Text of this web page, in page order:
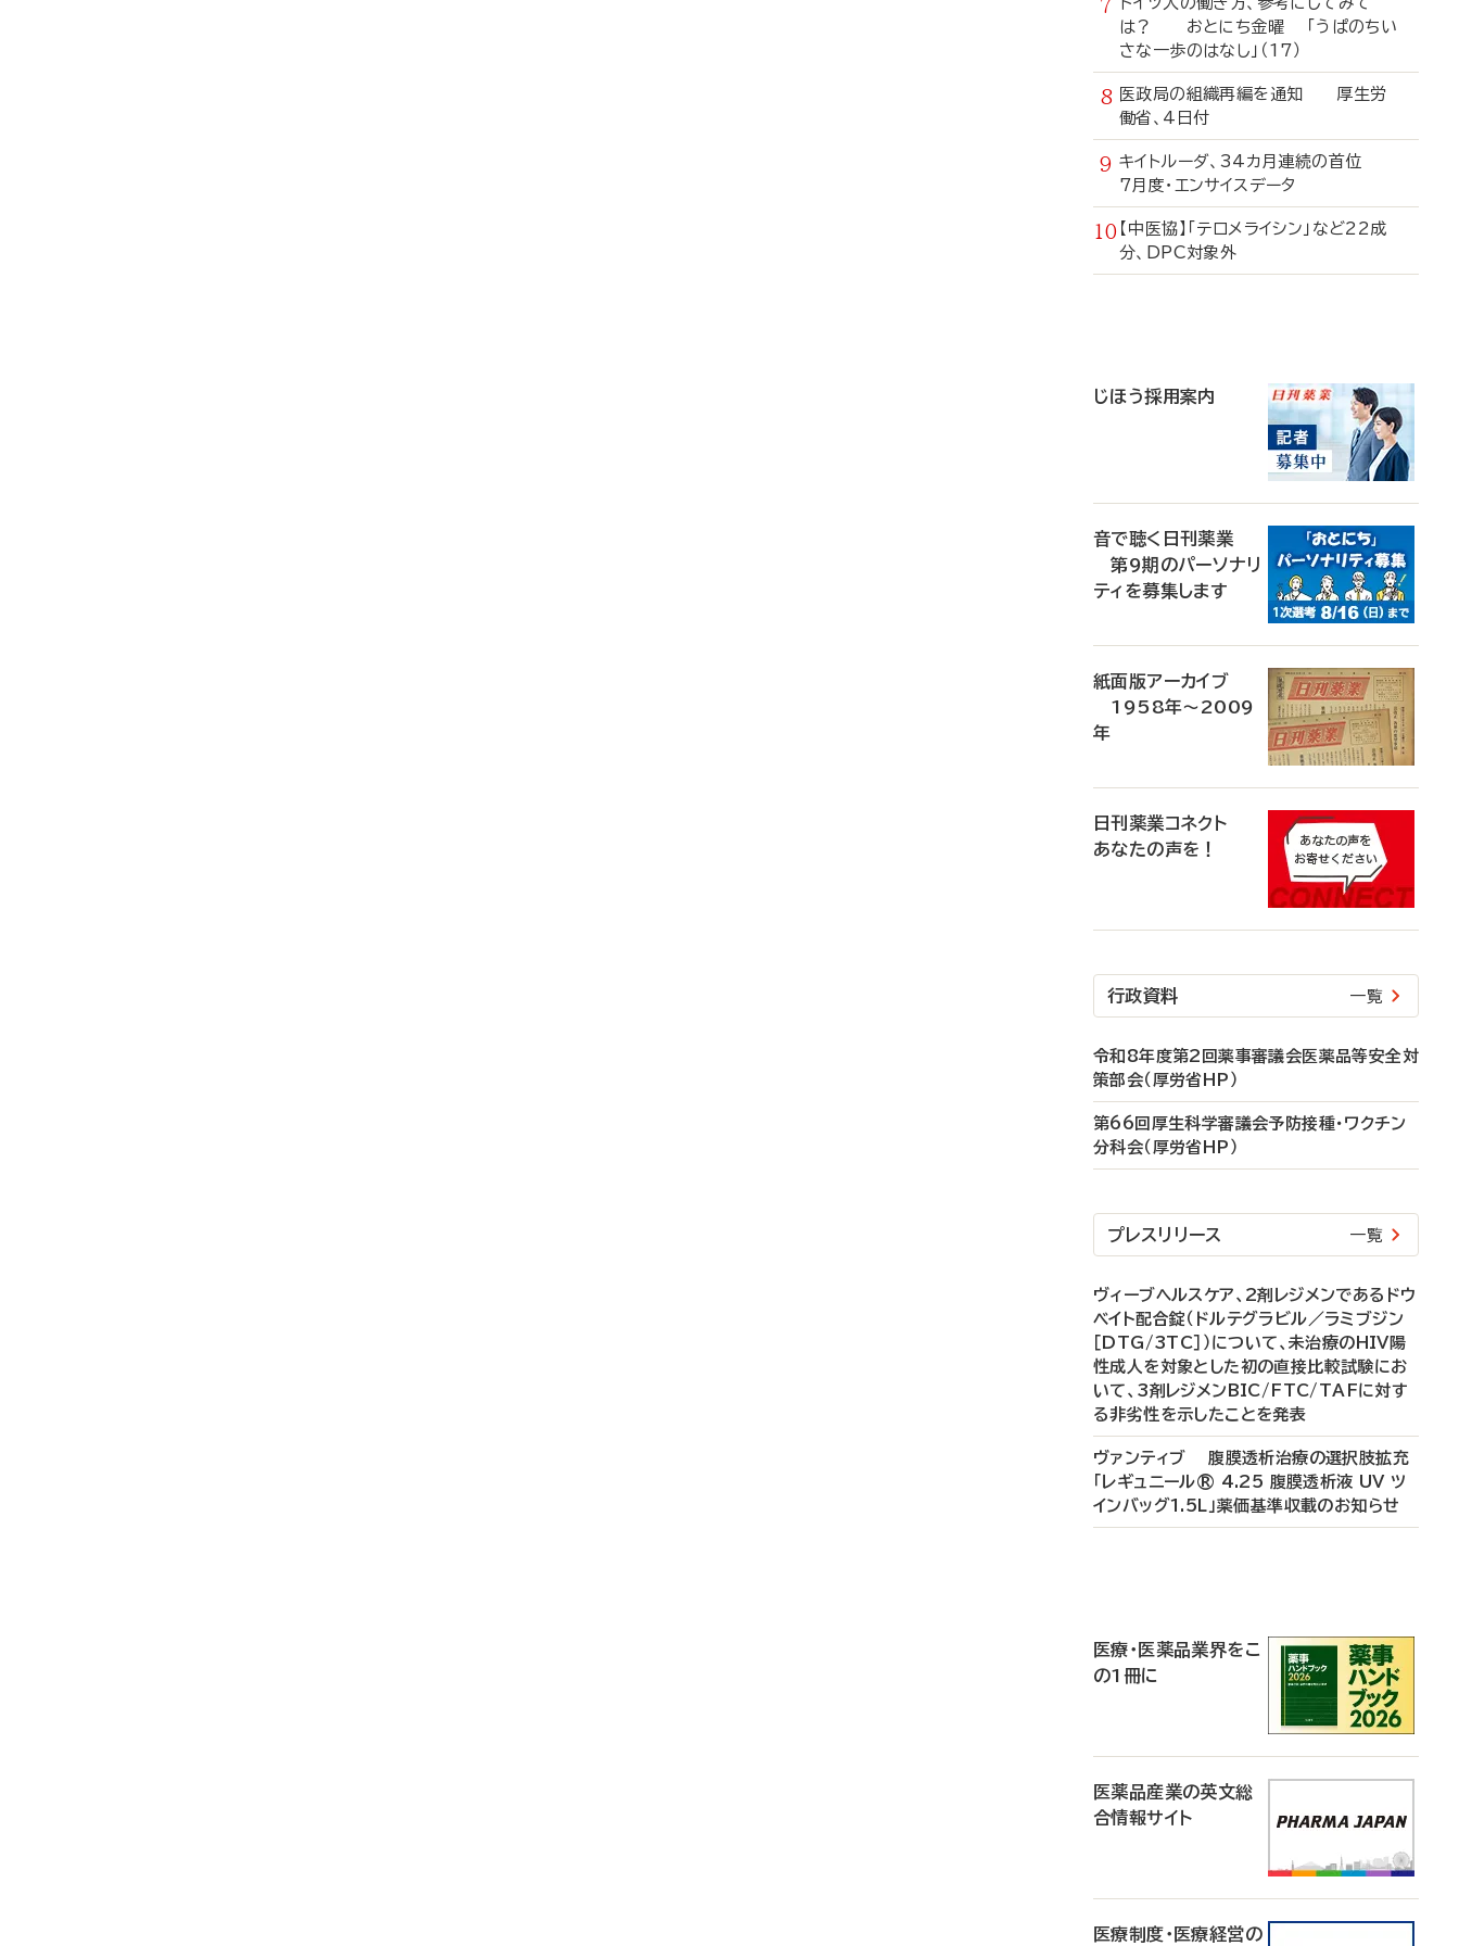
は？ おとにち金曜 「うぱのちい
さな一歩のはなし」（17）
医政局の組織再編を通知 厚生労
働省、4日付
キイトルーダ、34カ月連続の首位
7月度・エンサイスデータ
【中医協】「テロメライシン」など22成
分、DPC対象外
じほう採用案内
音で聴く日刊薬業
第9期のパーソナリ
ティを募集します
紙面版アーカイブ
1958年～2009
年
日刊薬業コネクト
あなたの声を！
行政資料 一覧
令和8年度第2回薬事審議会医薬品等安全対
策部会（厚労省HP）
第66回厚生科学審議会予防接種・ワクチン
分科会（厚労省HP）
プレスリリース 一覧
ヴィーブヘルスケア、2剤レジメンであるドウ
ベイト配合錠（ドルテグラビル／ラミブジン
［DTG/3TC］）について、未治療のHIV陽
性成人を対象とした初の直接比較試験にお
いて、3剤レジメンBIC/FTC/TAFに対す
る非劣性を示したことを発表
ヴァンティブ 腹膜透析治療の選択肢拡充
「レギュニール® 4.25 腹膜透析液 UV ツ
インバッグ1.5L」薬価基準収載のお知らせ
医療・医薬品業界をこ
の1冊に
医薬品産業の英文総
合情報サイト
医療制度・医療経営の